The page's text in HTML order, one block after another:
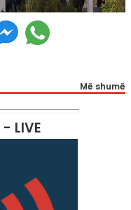
Më shumë
LIVE